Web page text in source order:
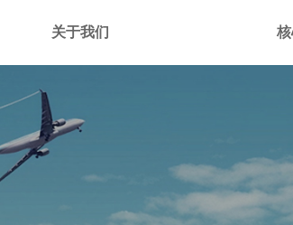
关于我们